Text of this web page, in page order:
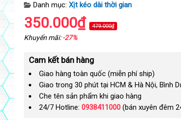
Danh mục: Xịt kéo dài thời gian
350.000₫ 479.000₫
Khuyến mãi:-27%
Cam kết bán hàng
Giao hàng toàn quốc (miễn phí ship)
Giao trong 30 phút tại HCM & Hà Nội, Bình
Che tên sản phẩm khi giao hàng
24/7 Hotline: 0938411000(bán xuyên đêm